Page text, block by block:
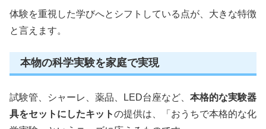
体験を重視した学びへとシフトしている点が、大きな特徴
と言えます。
本物の科学実験を家庭で実現
試験管、シャーレ、薬品、LED台座など、 本格的な実験器
具をセットにしたキットの提供は、「おうちで本格的な化